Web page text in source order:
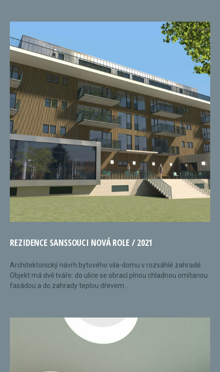
REZIDENCE SANSSOUCI NOVÁ ROLE / 2021
Architektonický návrh bytového vila-domu v rozsáhlé zahradě.
Objekt má dvě tváře: do ulice se obrací plnou chladnou omítanou
fasádou a do zahrady teplou dřevem...